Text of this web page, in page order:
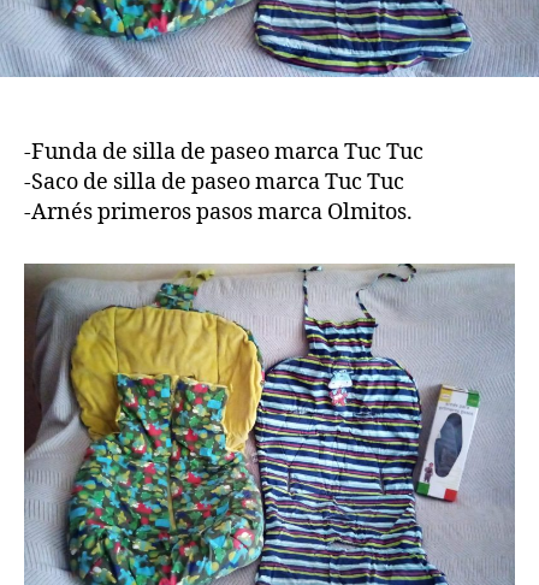
-Funda de silla de paseo marca Tuc Tuc
-Saco de silla de paseo marca Tuc Tuc
-Arnés primeros pasos marca Olmitos.